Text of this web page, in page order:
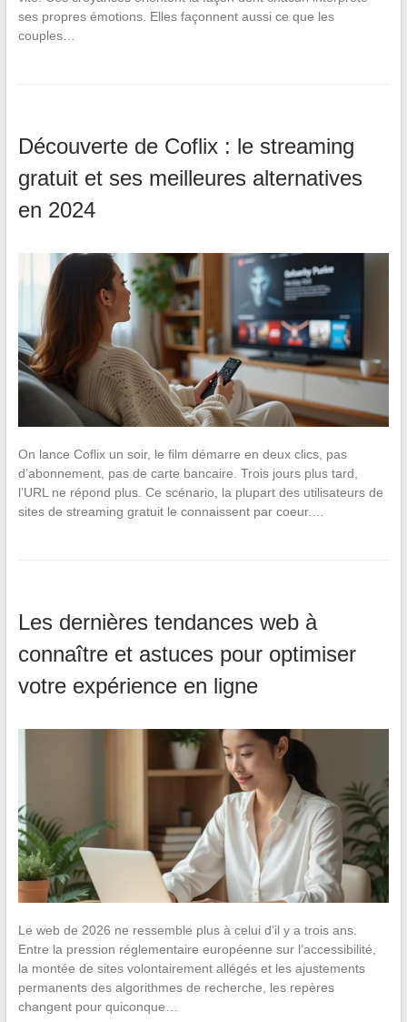
ses propres émotions. Elles façonnent aussi ce que les
couples…
Découverte de Coflix : le streaming
gratuit et ses meilleures alternatives
en 2024
On lance Coflix un soir, le film démarre en deux clics, pas
d’abonnement, pas de carte bancaire. Trois jours plus tard,
l’URL ne répond plus. Ce scénario, la plupart des utilisateurs de
sites de streaming gratuit le connaissent par coeur.…
Les dernières tendances web à
connaître et astuces pour optimiser
votre expérience en ligne
Le web de 2026 ne ressemble plus à celui d’il y a trois ans.
Entre la pression réglementaire européenne sur l’accessibilité,
la montée de sites volontairement allégés et les ajustements
permanents des algorithmes de recherche, les repères
changent pour quiconque…